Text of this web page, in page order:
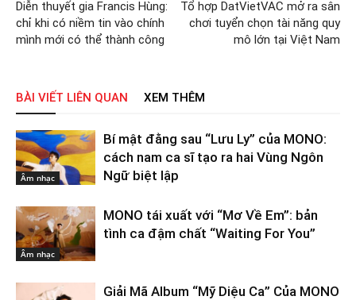
Diễn thuyết gia Francis Hùng:
chỉ khi có niềm tin vào chính
mình mới có thể thành công
Tổ hợp DatVietVAC mở ra sân
chơi tuyển chọn tài năng quy
mô lớn tại Việt Nam
BÀI VIẾT LIÊN QUAN XEM THÊM
Âm nhạc
Bí mật đằng sau “Lưu Ly” của MONO:
cách nam ca sĩ tạo ra hai Vùng Ngôn
Ngữ biệt lập
Âm nhạc
MONO tái xuất với “Mơ Về Em”: bản
tình ca đậm chất “Waiting For You”
Giải Mã Album “Mỹ Diệu Ca” Của MONO